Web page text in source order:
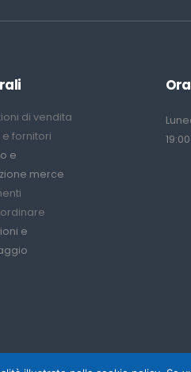
di vendita
e fornitori
e
merce
e
19:00